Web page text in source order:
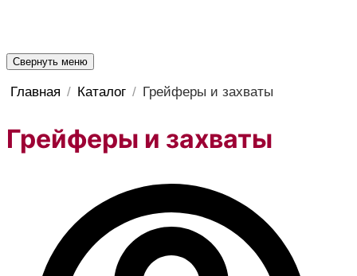
Свернуть меню
Главная / Каталог / Грейферы и захваты
Грейферы и захваты